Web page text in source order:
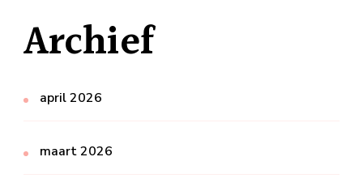
Archief
april 2026
maart 2026